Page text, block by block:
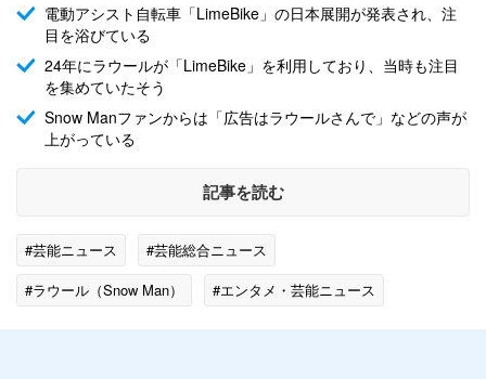
電動アシスト自転車「LimeBike」の日本展開が発表され、注
目を浴びている
24年にラウールが「LimeBike」を利用しており、当時も注目
を集めていたそう
Snow Manファンからは「広告はラウールさんで」などの声が
上がっている
記事を読む
#芸能ニュース
#芸能総合ニュース
#ラウール（Snow Man）
#エンタメ・芸能ニュース